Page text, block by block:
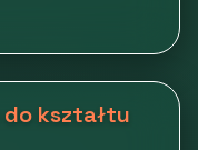
do kształtu